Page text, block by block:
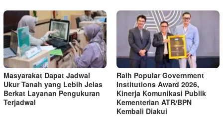
Masyarakat Dapat Jadwal
Ukur Tanah yang Lebih Jelas
Berkat Layanan Pengukuran
Terjadwal
Raih Popular Government
Institutions Award 2026,
Kinerja Komunikasi Publik
Kementerian ATR/BPN
Kembali Diakui